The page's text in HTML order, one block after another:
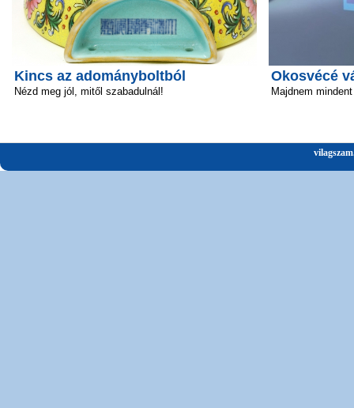
Kincs az adományboltból
Nézd meg jól, mitől szabadulnál!
Okosvécé
Majdnem